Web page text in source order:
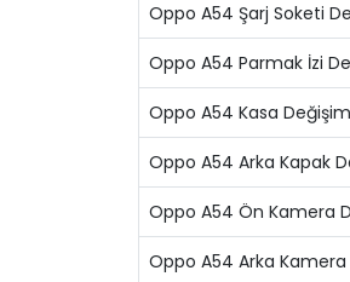
Oppo A54 Şarj Soketi
Oppo A54 Parmak İzi
Oppo A54 Kasa
Oppo A54 Arka Kapak
Oppo A54 Ön Kamera
Oppo A54 Arka